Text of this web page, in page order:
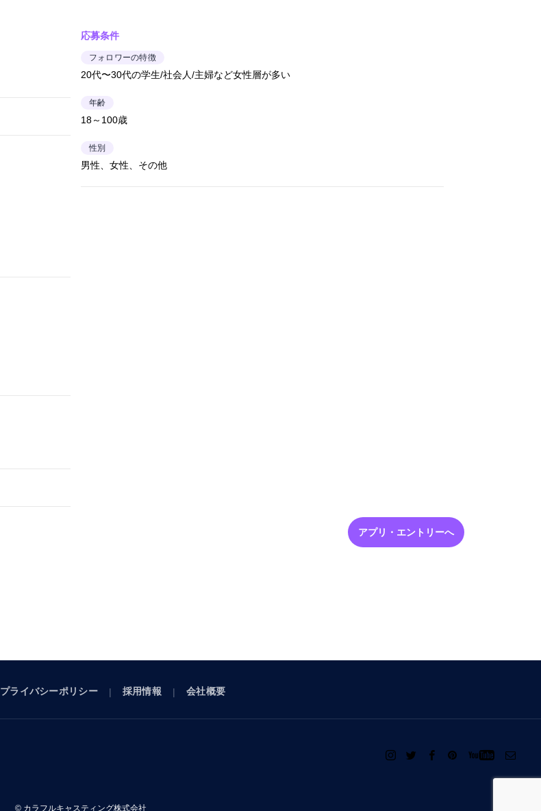
応募条件
フォロワーの特徴
20代〜30代の学生/社会人/主婦など女性層が多い
年齢
18～100歳
性別
男性、女性、その他
アプリ・エントリーへ
プライバシーポリシー 採用情報 会社概要
© カラフルキャスティング株式会社